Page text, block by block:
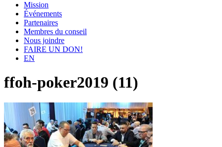
Mission
Événements
Partenaires
Membres du conseil
Nous joindre
FAIRE UN DON!
EN
ffoh-poker2019 (11)